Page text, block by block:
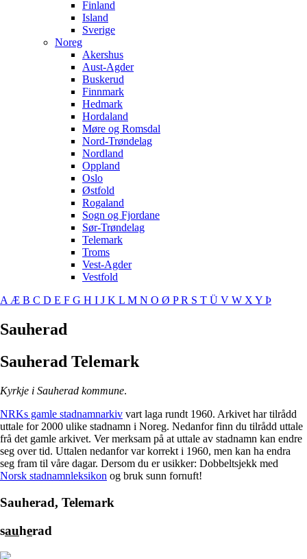
Finland
Island
Sverige
Noreg
Akershus
Aust-Agder
Buskerud
Finnmark
Hedmark
Hordaland
Møre og Romsdal
Nord-Trøndelag
Nordland
Oppland
Oslo
Østfold
Rogaland
Sogn og Fjordane
Sør-Trøndelag
Telemark
Troms
Vest-Agder
Vestfold
AÆ B C D E F G H I J K L M N O Ø PR S T Ü V W XY Þ
Sauherad
Sauherad Telemark
Kyrkje i Sauherad kommune.
NRKs gamle stadnamnarkiv vart laga rundt 1960. Arkivet har tilrådd
uttale for 2000 ulike stadnamn i Noreg. Nedanfor finn du tilrådd uttale
frå det gamle arkivet. Ver merksam på at uttale av stadnamn kan endre
seg over tid. Uttalen nedanfor var korrekt i 1960, men kan ha endra
seg fram til våre dagar. Dersom du er usikker: Dobbeltsjekk med
Norsk stadnamnleksikon og bruk sunn fornuft!
Sauherad, Telemark
sauherad